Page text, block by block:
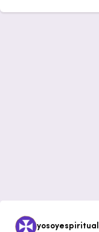
yosoyespiritual